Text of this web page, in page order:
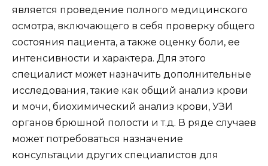
является проведение полного медицинского
осмотра, включающего в себя проверку общего
состояния пациента, а также оценку боли, ее
интенсивности и характера. Для этого
специалист может назначить дополнительные
исследования, такие как общий анализ крови
и мочи, биохимический анализ крови, УЗИ
органов брюшной полости и т.д. В ряде случаев
может потребоваться назначение
консультации других специалистов для